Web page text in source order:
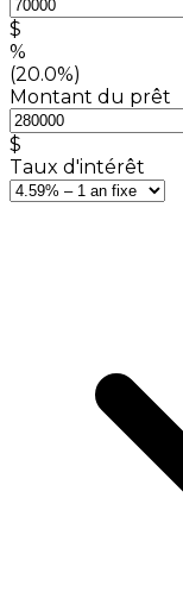
$
%
(20.0%)
Montant du prêt
$
Taux d'intérêt